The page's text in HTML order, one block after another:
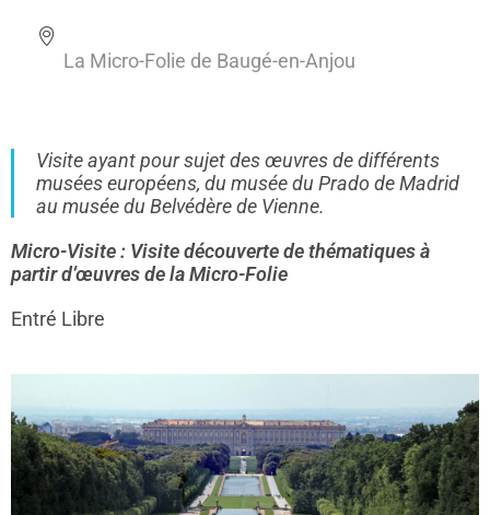
La Micro-Folie de Baugé-en-Anjou
Visite ayant pour sujet des œuvres de différents
musées européens, du musée du Prado de Madrid
au musée du Belvédère de Vienne.
Micro-Visite : Visite découverte de thématiques à
partir d’œuvres de la Micro-Folie
Entré Libre